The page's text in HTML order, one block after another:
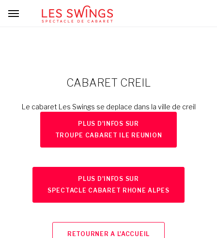
CABARET CREIL
Le cabaret Les Swings se deplace dans la ville de creil
PLUS D'INFOS SUR
TROUPE CABARET ILE REUNION
PLUS D'INFOS SUR
SPECTACLE CABARET RHONE ALPES
RETOURNER A L'ACCUEIL